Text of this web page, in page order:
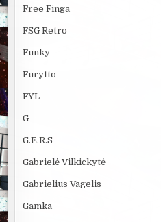
Free Finga
FSG Retro
Funky
Furytto
FYL
G
G.E.R.S
Gabrielė Vilkickytė
Gabrielius Vagelis
Gamka